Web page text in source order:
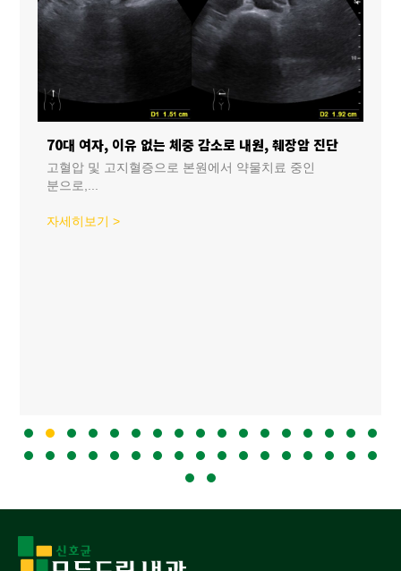
내원, 2도 방실차단 및 심실조기박동 진단
70대 여자, 이유 없는 체중 감소로 내원, 췌장암 진단
고혈압 및 고지혈증으로 본원에서 약물치료 중인
분으로,...
자세히보기 >about 70대 여자, 이유 없는 체중 감소로 내원, 췌장암 진단
Slide group 1
Slide group 2
Slide group 3
Slide group 4
Slide group 5
Slide group 6
Slide group 7
Slide group 8
Slide group 9
Slide group 10
Slide group 11
Slide group 12
Slide group 13
Slide group 14
Slide group 15
SlideSlide
Slide group 22
Slide group 23
Slide group 24
Slide group 25
Slide group 26
Slide group 27